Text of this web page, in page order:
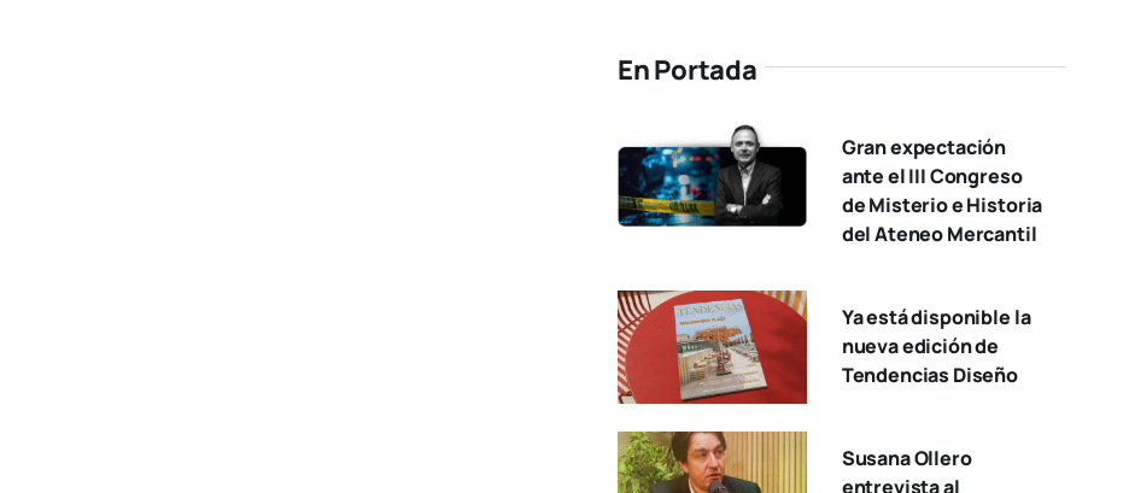
En Portada
Gran expectación
ante el III Congreso
de Misterio e Historia
del Ateneo Mercantil
Ya está disponible la
nueva edición de
Tendencias Diseño
Susana Ollero
entrevista al